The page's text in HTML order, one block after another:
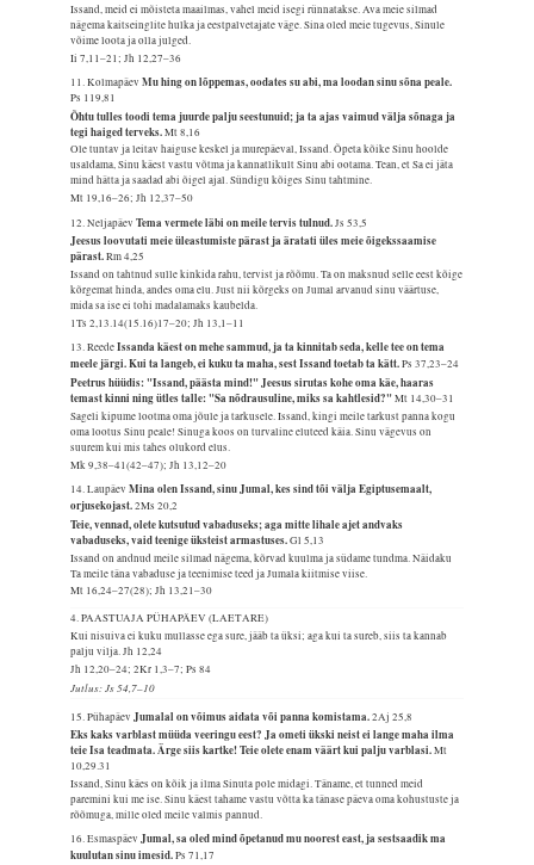
Issand, meid ei mõisteta maailmas, vahel meid isegi rünnatakse. Ava meie silmad
nägema kaitseinglite hulka ja eestpalvetajate väge. Sina oled meie tugevus, Sinule
võime loota ja olla julged.
Ii 7,11–21; Jh 12,27–36
11. KolmapäevMu hing on lõppemas, oodates su abi, ma loodan sinu sõna peale.
Ps 119,81
Õhtu tulles toodi tema juurde palju seestunuid; ja ta ajas vaimud välja sõnaga ja
tegi haiged terveks.Mt 8,16
Ole tuntav ja leitav haiguse keskel ja murepäeval, Issand. Õpeta kõike Sinu hoolde
usaldama, Sinu käest vastu võtma ja kannatlikult Sinu abi ootama. Tean, et Sa ei jäta
mind hätta ja saadad abi õigel ajal. Sündigu kõiges Sinu tahtmine.
Mt 19,16–26; Jh 12,37–50
12. NeljapäevTema vermete läbi on meile tervis tulnud.Js 53,5
Jeesus loovutati meie üleastumiste pärast ja äratati üles meie õigekssaamise
pärast.Rm 4,25
Issand on tahtnud sulle kinkida rahu, tervist ja rõõmu. Ta on maksnud selle eest kõige
kõrgemat hinda, andes oma elu. Just nii kõrgeks on Jumal arvanud sinu väärtuse,
mida sa ise ei tohi madalamaks kaubelda.
1Ts 2,13.14(15.16)17–20; Jh 13,1–11
13. ReedeIssanda käest on mehe sammud, ja ta kinnitab seda, kelle tee on tema
meele järgi. Kui ta langeb, ei kuku ta maha, sest Issand toetab ta kätt.Ps 37,23–24
Peetrus hüüdis: "Issand, päästa mind!" Jeesus sirutas kohe oma käe, haaras
temast kinni ning ütles talle: "Sa nõdrausuline, miks sa kahtlesid?"Mt 14,30–31
Sageli kipume lootma oma jõule ja tarkusele. Issand, kingi meile tarkust panna kogu
oma lootus Sinu peale! Sinuga koos on turvaline eluteed käia. Sinu vägevus on
suurem kui mis tahes olukord elus.
Mk 9,38–41(42–47); Jh 13,12–20
14. LaupäevMina olen Issand, sinu Jumal, kes sind tõi välja Egiptusemaalt,
orjusekojast.2Ms 20,2
Teie, vennad, olete kutsutud vabaduseks; aga mitte lihale ajet andvaks
vabaduseks, vaid teenige üksteist armastuses.Gl 5,13
Issand on andnud meile silmad nägema, kõrvad kuulma ja südame tundma. Näidaku
Ta meile täna vabaduse ja teenimise teed ja Jumala kiitmise viise.
Mt 16,24–27(28); Jh 13,21–30
4. PAASTUAJA PÜHAPÄEV (LAETARE)
Kui nisuiva ei kuku mullasse ega sure, jääb ta üksi; aga kui ta sureb, siis ta kannab
palju vilja.Jh 12,24
Jh 12,20–24; 2Kr 1,3–7; Ps 84
Jutlus: Js 54,7–10
15. PühapäevJumalal on võimus aidata või panna komistama.2Aj 25,8
Eks kaks varblast müüda veeringu eest? Ja ometi ükski neist ei lange maha ilma
teie Isa teadmata. Ärge siis kartke! Teie olete enam väärt kui palju varblasi.Mt
10,29.31
Issand, Sinu käes on kõik ja ilma Sinuta pole midagi. Täname, et tunned meid
paremini kui me ise. Sinu käest tahame vastu võtta ka tänase päeva oma kohustuste ja
rõõmuga, mille oled meile valmis pannud.
16. EsmaspäevJumal, sa oled mind õpetanud mu noorest east, ja sestsaadik ma
kuulutan sinu imesid.Ps 71,17